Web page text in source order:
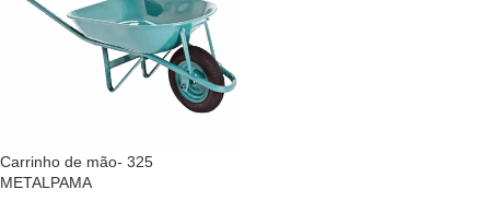
Carrinho de mão- 325
METALPAMA